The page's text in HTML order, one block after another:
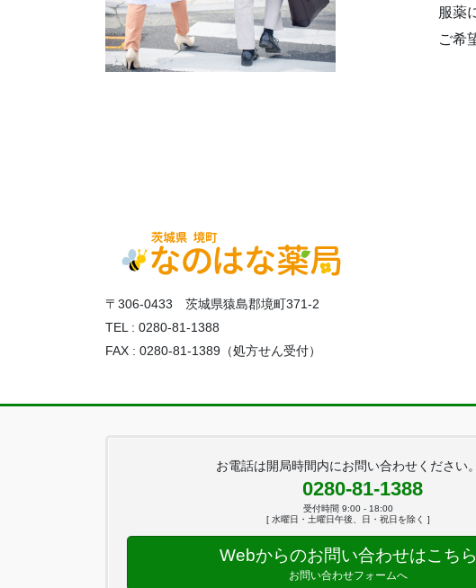
服薬
ご希
〒306-0433 茨城県猿島郡境町371-2
TEL : 0280-81-1388
FAX : 0280-81-1389（処方せん受付）
お電話は開局時間内にお問い合わせください。
0280-81-1388
受付時間 9:00 - 18:00
[ 水曜日・土曜日午後、日・祝日を除く ]
Webからのお問い合わせはこちら
お問い合わせフォームへ